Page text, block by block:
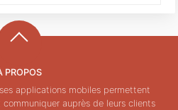
PROPOS
applications mobiles permettent
auprès de leurs clients